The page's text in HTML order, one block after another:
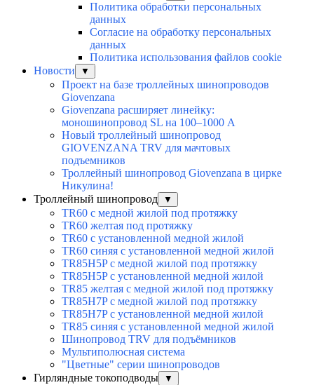
Политика обработки персональных
данных
Согласие на обработку персональных
данных
Политика использования файлов cookie
Новости
▼
Проект на базе троллейных шинопроводов
Giovenzana
Giovenzana расширяет линейку:
моношинопровод SL на 100–1000 А
Новый троллейный шинопровод
GIOVENZANA TRV для мачтовых
подъемников
Троллейный шинопровод Giovenzana в цирке
Никулина!
Троллейный шинопровод
▼
TR60 с медной жилой под протяжку
TR60 желтая под протяжку
TR60 с установленной медной жилой
TR60 синяя с установленной медной жилой
TR85H5P с медной жилой под протяжку
TR85H5P с установленной медной жилой
TR85 желтая с медной жилой под протяжку
TR85H7P с медной жилой под протяжку
TR85H7P с установленной медной жилой
TR85 синяя с установленной медной жилой
Шинопровод TRV для подъёмников
Мультиполюсная система
"Цветные" серии шинопроводов
Гирляндные токоподводы
▼